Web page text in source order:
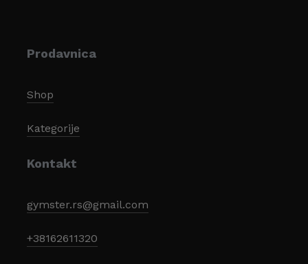
Prodavnica
Shop
Kategorije
Kontakt
gymster.rs@gmail.com
+38162611320